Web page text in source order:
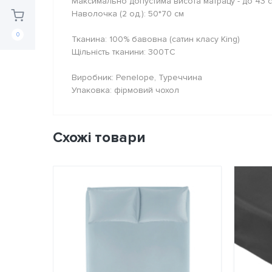
0
Наволочка (2 од.): 50*70 см
Тканина: 100% бавовна (сатин класу King)
Щільність тканини: 300TC
Виробник: Penelope, Туреччина
Упаковка: фірмовий чохол
Схожі товари